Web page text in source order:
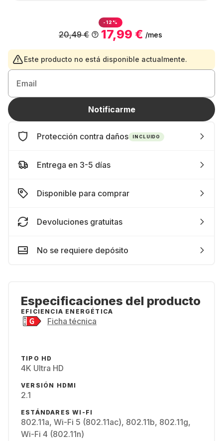
-12%
17,99 € /mes
20,49 €
Este producto no está disponible actualmente.
Email
Notificarme
Protección contra daños INCLUIDO
Entrega en 3-5 días
Disponible para comprar
Devoluciones gratuitas
No se requiere depósito
Especificaciones del producto
EFICIENCIA ENERGÉTICA
Ficha técnica
TIPO HD
4K Ultra HD
VERSIÓN HDMI
2.1
ESTÁNDARES WI-FI
802.11a, Wi-Fi 5 (802.11ac), 802.11b, 802.11g,
Wi-Fi 4 (802.11n)